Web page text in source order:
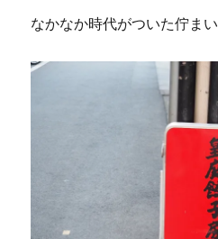
なかなか時代がついた佇まい